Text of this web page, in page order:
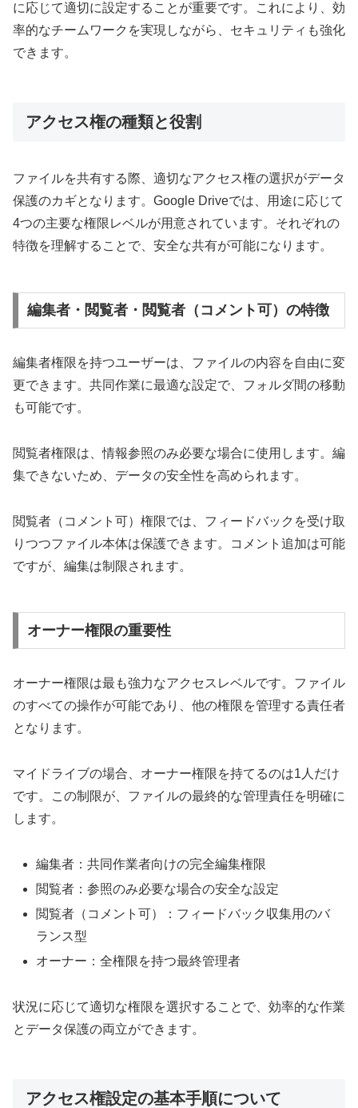
に応じて適切に設定することが重要です。これにより、効
率的なチームワークを実現しながら、セキュリティも強化
できます。
アクセス権の種類と役割
ファイルを共有する際、適切なアクセス権の選択がデータ
保護のカギとなります。Google Driveでは、用途に応じて
4つの主要な権限レベルが用意されています。それぞれの
特徴を理解することで、安全な共有が可能になります。
編集者・閲覧者・閲覧者（コメント可）の特徴
編集者権限を持つユーザーは、ファイルの内容を自由に変
更できます。共同作業に最適な設定で、フォルダ間の移動
も可能です。
閲覧者権限は、情報参照のみ必要な場合に使用します。編
集できないため、データの安全性を高められます。
閲覧者（コメント可）権限では、フィードバックを受け取
りつつファイル本体は保護できます。コメント追加は可能
ですが、編集は制限されます。
オーナー権限の重要性
オーナー権限は最も強力なアクセスレベルです。ファイル
のすべての操作が可能であり、他の権限を管理する責任者
となります。
マイドライブの場合、オーナー権限を持てるのは1人だけ
です。この制限が、ファイルの最終的な管理責任を明確に
します。
編集者：共同作業者向けの完全編集権限
閲覧者：参照のみ必要な場合の安全な設定
閲覧者（コメント可）：フィードバック収集用のバ
ランス型
オーナー：全権限を持つ最終管理者
状況に応じて適切な権限を選択することで、効率的な作業
とデータ保護の両立ができます。
アクセス権設定の基本手順について